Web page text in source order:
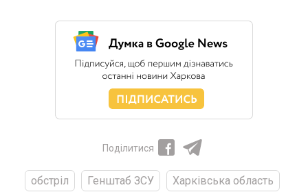
Поділитися
обстріл Генштаб ЗСУ
Харківська область